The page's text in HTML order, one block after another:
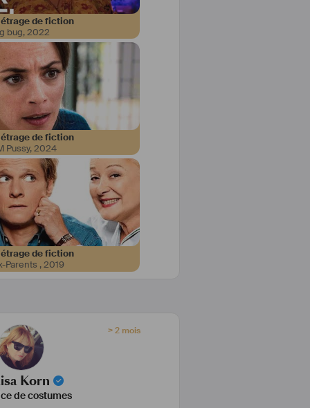
de fiction
bug,2022
de fiction
Pussy,2024
de fiction
Parents ,2019
> 2 mois
Korn
de costumes
la mode au cours desquels j’ai
habillé des célébrités et
j’ai eu la chance de faire les
d’un long métrage.
du challenge et le travail en
de prendre un autre virage
consacrer principalement au
tout en gardant un pied dans la
d’une autre façon.
le cinéma et la TV, c’est de
d’un personnage, voir son
l’approche est différente et
L’objectif est de mettre en
produit avec finesse et subtilité.
belle, le défi est relevé.
bien là et je suis fière de pouvoir